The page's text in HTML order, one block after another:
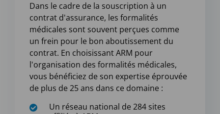
Dans le cadre de la souscription à un
contrat d'assurance, les formalités
médicales sont souvent perçues comme
un frein pour le bon aboutissement du
contrat. En choisissant ARM pour
l'organisation des formalités médicales,
vous bénéficiez de son expertise éprouvée
de plus de 25 ans dans ce domaine :
Un réseau national de 284 sites